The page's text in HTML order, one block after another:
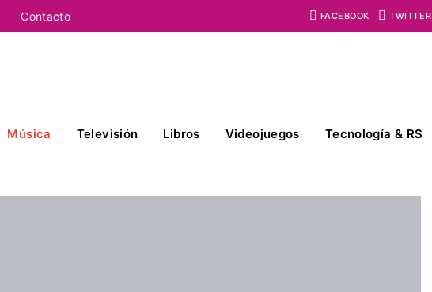
Contacto FACEBOOK TWITTER
Música Televisión Libros Videojuegos Tecnología & RS